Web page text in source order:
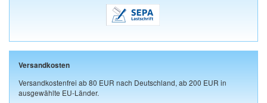
Versandkosten
Versandkostenfrei ab 80 EUR nach Deutschland, ab 200 EUR in
ausgewählte EU-Länder.